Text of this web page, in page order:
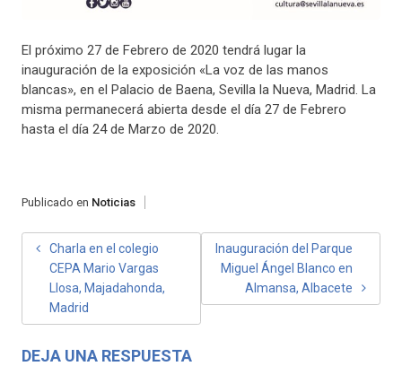
El próximo 27 de Febrero de 2020 tendrá lugar la
inauguración de la exposición «La voz de las manos
blancas», en el Palacio de Baena, Sevilla la Nueva, Madrid. La
misma permanecerá abierta desde el día 27 de Febrero
hasta el día 24 de Marzo de 2020.
Publicado en Noticias
NAVEGACIÓN
ENTRADAS
Charla en el colegio
CEPA Mario Vargas
Llosa, Majadahonda,
Madrid
Inauguración del Parque
Miguel Ángel Blanco en
Almansa, Albacete
DEJA UNA RESPUESTA